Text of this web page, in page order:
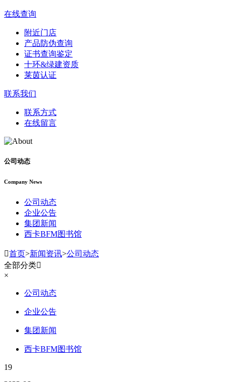
在线查询
附近门店
产品防伪查询
证书查询鉴定
十环&绿建资质
莱茵认证
联系我们
联系方式
在线留言
公司动态
Company News
公司动态
企业公告
集团新闻
西卡BFM图书馆
首页>新闻资讯>公司动态
全部分类
×
公司动态
企业公告
集团新闻
西卡BFM图书馆
19